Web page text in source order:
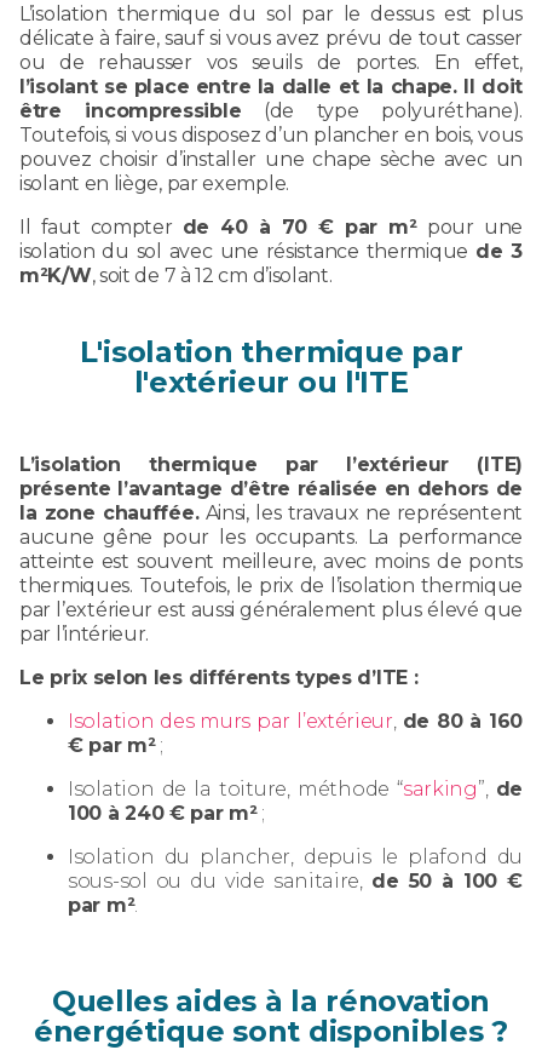
L’isolation thermique du sol par le dessus est plus
délicate à faire, sauf si vous avez prévu de tout casser
ou de rehausser vos seuils de portes. En effet,
l’isolant se place entre la dalle et la chape. Il doit
être incompressible (de type polyuréthane).
Toutefois, si vous disposez d’un plancher en bois, vous
pouvez choisir d’installer une chape sèche avec un
isolant en liège, par exemple.
Il faut compter de 40 à 70 € par m²pour une
isolation du sol avec une résistance thermique de 3
m²K/W, soit de 7 à 12 cm d’isolant.
L'isolation thermique par
l'extérieur ou l'ITE
L’isolation thermique par l’extérieur (ITE)
présente l’avantage d’être réalisée en dehors de
la zone chauffée.Ainsi, les travaux ne représentent
aucune gêne pour les occupants. La performance
atteinte est souvent meilleure, avec moins de ponts
thermiques. Toutefois, le prix de l’isolation thermique
par l’extérieur est aussi généralement plus élevé que
par l’intérieur.
Le prix selon les différents types d’ITE :
Isolation des murs par l’extérieur de 80 à 160
€ par m²;
Isolation de la toiture, méthode “sarking”, de
100 à 240 € par m²;
Isolation du plancher, depuis le plafond du
sous-sol ou du vide sanitaire, de 50 à 100 €
par m².
Quelles aides à la rénovation
énergétique sont disponibles ?